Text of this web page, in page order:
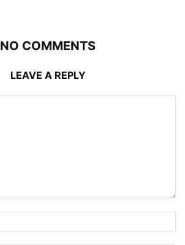
NO COMMENTS
LEAVE A REPLY